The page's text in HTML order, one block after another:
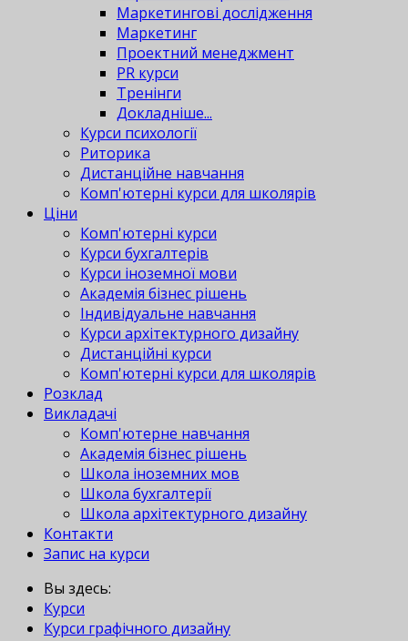
Маркетингові дослідження
Маркетинг
Проектний менеджмент
PR курси
Тренінги
Докладніше...
Курси психології
Риторика
Дистанційне навчання
Комп'ютерні курси для школярів
Ціни
Комп'ютерні курси
Курси бухгалтерів
Курси іноземної мови
Академія бізнес рішень
Індивідуальне навчання
Курси архітектурного дизайну
Дистанційні курси
Комп'ютерні курси для школярів
Розклад
Викладачі
Комп'ютерне навчання
Академія бізнес рішень
Школа іноземних мов
Школа бухгалтерії
Школа архітектурного дизайну
Контакти
Запис на курси
Вы здесь:
Курси
Курси графічного дизайну